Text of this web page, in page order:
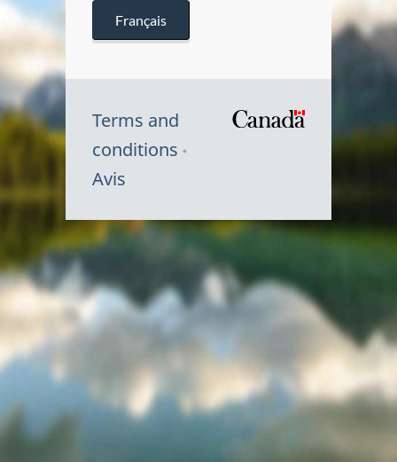
Français
Terms and
conditions
Avis
Symbole
du